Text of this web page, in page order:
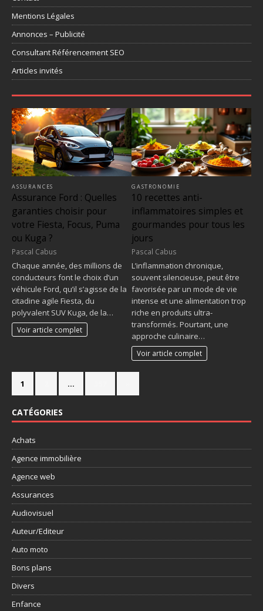
Mentions Légales
Annonces – Publicité
Consultant Référencement SEO
Articles invités
ASSURANCES
Assurance Ford : Quelles
garanties choisir pour
votre Fiesta, Focus, Puma
ou Kuga ?
Pascal Cabus
Chaque année, des millions de
conducteurs font le choix d’un
véhicule Ford, qu’il s’agisse de la
citadine agile Fiesta, du
polyvalent SUV Kuga, de la…
Voir article complet
GASTRONOMIE
10 recettes anti-
inflammatoires simples et
gourmandes pour tous les
jours
Pascal Cabus
L’inflammation chronique,
souvent silencieuse, peut être
favorisée par un mode de vie
intense et une alimentation trop
riche en produits ultra-
transformés. Pourtant, une
approche culinaire…
Voir article complet
1 …
CATÉGORIES
Achats
Agence immobilière
Agence web
Assurances
Audiovisuel
Auteur/Editeur
Auto moto
Bons plans
Divers
Enfance